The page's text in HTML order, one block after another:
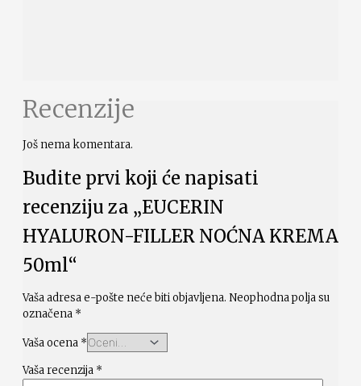
Recenzije
Još nema komentara.
Budite prvi koji će napisati
recenziju za „EUCERIN
HYALURON-FILLER NOĆNA KREMA
50ml“
Vaša adresa e-pošte neće biti objavljena. Neophodna polja su
označena *
Vaša ocena *
Vaša recenzija *